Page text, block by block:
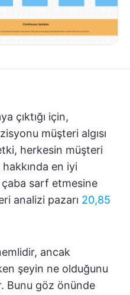
çıktığı için,
müşteri algısı
herkesin müşteri
hakkında en iyi
sarf etmesine
analizi pazarı 20,85
ancak
şeyin ne olduğunu
Bunu göz önünde